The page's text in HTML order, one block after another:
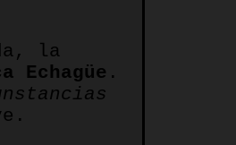
la
Echagüe .